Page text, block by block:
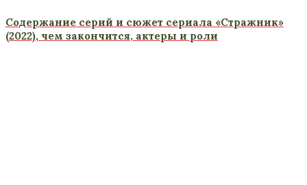
Содержание серий и сюжет сериала «Стражник»
(2022), чем закончится, актеры и роли